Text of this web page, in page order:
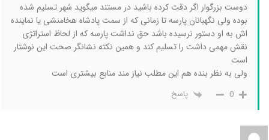
دوست بزرگوار اگر دقت کرده باشید در مستند میگوید شهر تسلیم شده
بوده ولی نگهبانان پارسه تا زمانی که از سمت پادشاه هخامنشی یا نماینده
اش به او دستور نرسیده باشد حق نداشت پارسه که از لحاظ استراتژی
نقش مهمی داشت را تسلیم کند و همین نکته نشانگر صحت این نوشتار
است
ولی به نظر بنده هم این مطلب نیاز مند منابع بیشتری است
0 پاسخ